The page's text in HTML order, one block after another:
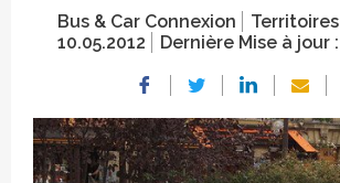
Bus & Car Connexion Territoires
10.05.2012
Dernière Mise à jour :